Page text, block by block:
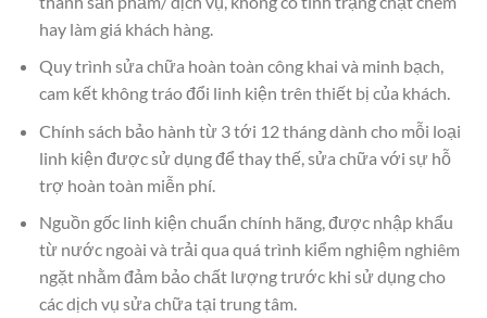
hay làm giá khách hàng.
Quy trình sửa chữa hoàn toàn công khai và minh bạch,
cam kết không tráo đổi linh kiện trên thiết bị của khách.
Chính sách bảo hành từ 3 tới 12 tháng dành cho mỗi loại
linh kiện được sử dụng để thay thế, sửa chữa với sự hỗ
trợ hoàn toàn miễn phí.
Nguồn gốc linh kiện chuẩn chính hãng, được nhập khẩu
từ nước ngoài và trải qua quá trình kiểm nghiệm nghiêm
ngặt nhằm đảm bảo chất lượng trước khi sử dụng cho
các dịch vụ sửa chữa tại trung tâm.